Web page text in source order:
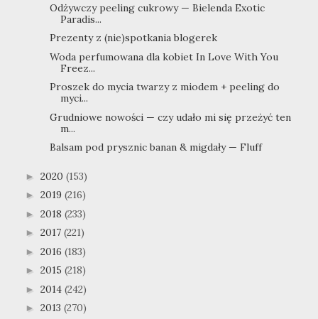
Odżywczy peeling cukrowy — Bielenda Exotic
Paradis...
Prezenty z (nie)spotkania blogerek
Woda perfumowana dla kobiet In Love With You
Freez...
Proszek do mycia twarzy z miodem + peeling do
myci...
Grudniowe nowości — czy udało mi się przeżyć ten
m...
Balsam pod prysznic banan & migdały — Fluff
► 2020 (153)
► 2019 (216)
► 2018 (233)
► 2017 (221)
► 2016 (183)
► 2015 (218)
► 2014 (242)
► 2013 (270)